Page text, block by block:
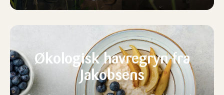
Økologisk havregryn fra
Jakobsens